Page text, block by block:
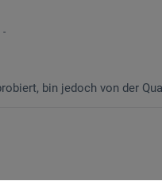
-
bin jedoch von der